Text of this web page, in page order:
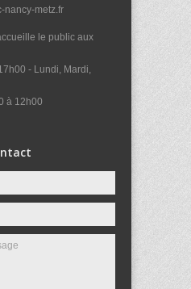
nancy-metz.fr
le public aux
- Lundi, Mardi,
à 12h00